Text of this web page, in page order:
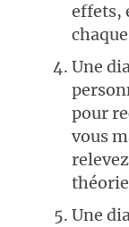
effets,
Une
pour
vous
Une